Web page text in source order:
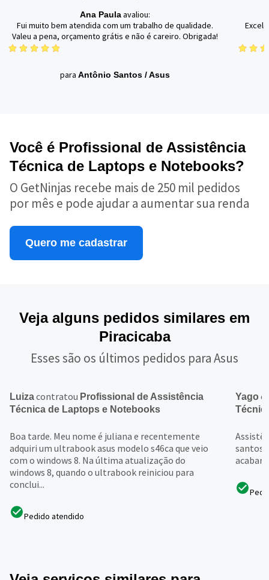
Ana Paulaavaliou:
Fui muito bem atendida com um trabalho de qualidade.
Valeu a pena, orçamento grátis e não é careiro. Obrigada!
para Antônio Santos /Asus
Você é Profissional de Assistência
Técnica de Laptops e Notebooks?
O GetNinjas recebe mais de 250 mil pedidos
por mês e pode ajudar a aumentar sua renda
Quero me cadastrar
Veja alguns pedidos similares em
Piracicaba
Esses são os últimos pedidos para Asus
Luizacontratou Profissional de Assistência
Técnica de Laptops e Notebooks
Boa tarde. Meu nome é juliana e recentemente
adquiri um ultrabook asus modelo s46ca que veio
com o windows 8. Na última atualização do
windows 8, quando o ultrabook reiniciou para
conclui...
Pedido atendido
Yago
santos